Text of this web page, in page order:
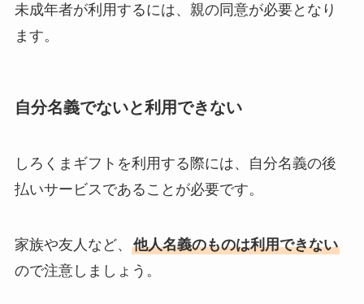
未成年者が利用するには、親の同意が必要となり
ます。
自分名義でないと利用できない
しろくまギフトを利用する際には、自分名義の後
払いサービスであることが必要です。
家族や友人など、 他人名義のものは利用できない
ので注意しましょう。